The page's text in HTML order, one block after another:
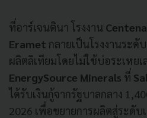
ที่อาร์เจนตินา โรงงาน
Eramet กลายเป็นโรงงานระ
ผลิตลิเทียมโดยไม่ใช้บ่อระเหย
EnergySource Minerals ที่
ได้รับเงินกู้จากรัฐบาลกลาง
2026 เพื่อขยายการผลิตสู่ระดั